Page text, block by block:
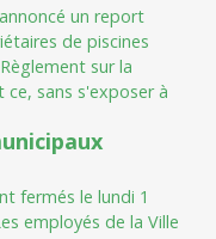
annoncé un report
iétaires de piscines
Règlement sur la
ce, sans s'exposer à
nt fermés le lundi 1
es employés de la Ville